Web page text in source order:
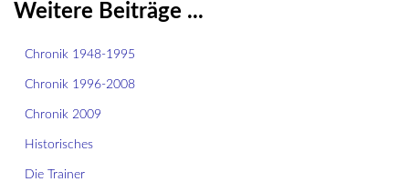
Weitere Beiträge ...
Chronik 1948-1995
Chronik 1996-2008
Chronik 2009
Historisches
Die Trainer